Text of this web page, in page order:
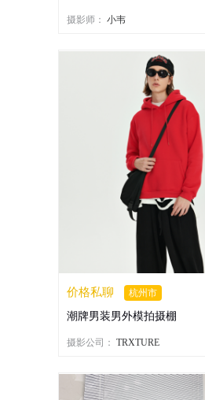
摄影师： 小韦
价格私聊 杭州市
潮牌男装男外模拍摄棚
摄影公司： TRXTURE